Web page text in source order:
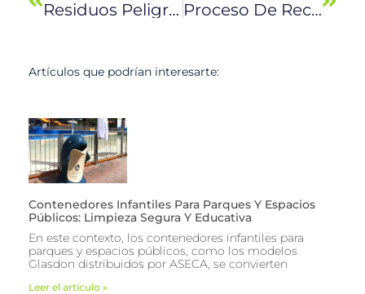
Residuos Peligrosos Proceso De Reciclaje
Artículos que podrían interesarte:
Contenedores Infantiles Para Parques Y Espacios
Públicos: Limpieza Segura Y Educativa
En este contexto, los contenedores infantiles para
parques y espacios públicos, como los modelos
Glasdon distribuidos por ASECA, se convierten
Leer el artículo »